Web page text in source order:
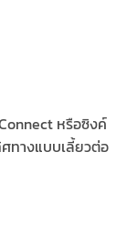
หรือซิงค์
างแบบเลี้ยวต่อ